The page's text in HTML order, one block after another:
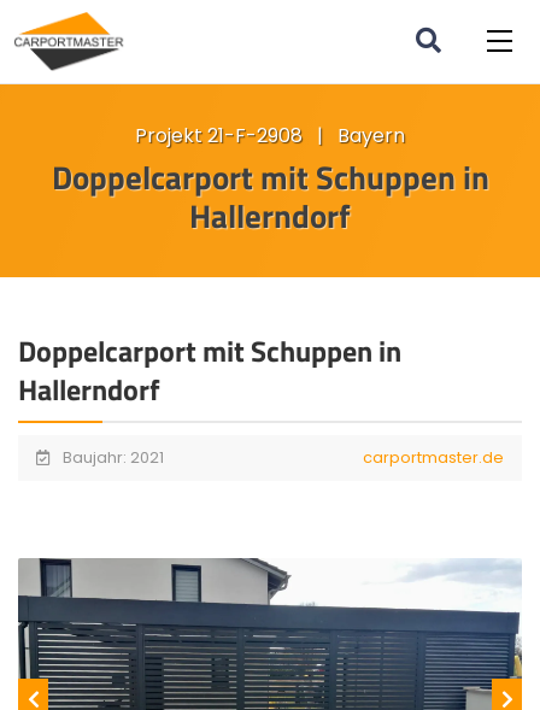
Projekt 21-F-2908 | Bayern
Doppelcarport mit Schuppen in
Hallerndorf
Doppelcarport mit Schuppen in
Hallerndorf
Baujahr: 2021 carportmaster.de